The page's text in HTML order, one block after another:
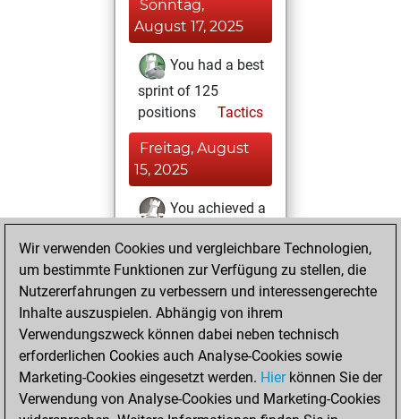
Sonntag,
August 17, 2025
You had a best
sprint of 125
positions
Tactics
Freitag, August
15, 2025
You achieved a
Fritz
You
created your Fritz
account
Donnerstag, Juli
31, 2025
You played 1
Wir verwenden Cookies und vergleichbare Technologien,
um bestimmte Funktionen zur Verfügung zu stellen, die
Nutzererfahrungen zu verbessern und interessengerechte
Inhalte auszuspielen. Abhängig von ihrem
Verwendungszweck können dabei neben technisch
erforderlichen Cookies auch Analyse-Cookies sowie
Marketing-Cookies eingesetzt werden. Hierkönnen Sie der
Verwendung von Analyse-Cookies und Marketing-Cookies